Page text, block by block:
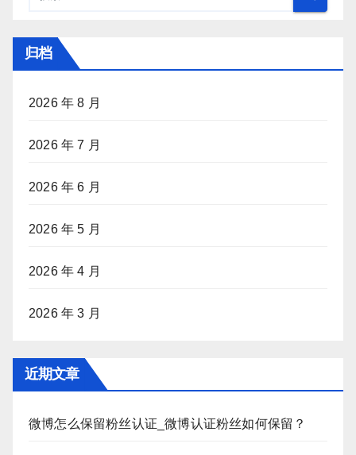
归档
2026 年 8 月
2026 年 7 月
2026 年 6 月
2026 年 5 月
2026 年 4 月
2026 年 3 月
近期文章
微博怎么保留粉丝认证_微博认证粉丝如何保留？